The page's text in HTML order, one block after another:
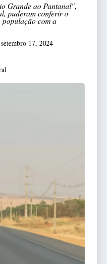
Grande ao Pantanal",
puderam conferir o
com a
setembro 17, 2024